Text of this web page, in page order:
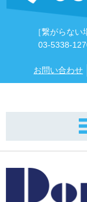
［繋がらない
03-5338-
お問い合わせ